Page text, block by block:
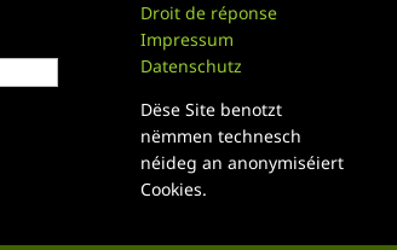
Droit de réponse
Impressum
Datenschutz
Dëse Site benotzt
nëmmen technesch
néideg an anonymiséiert
Cookies.